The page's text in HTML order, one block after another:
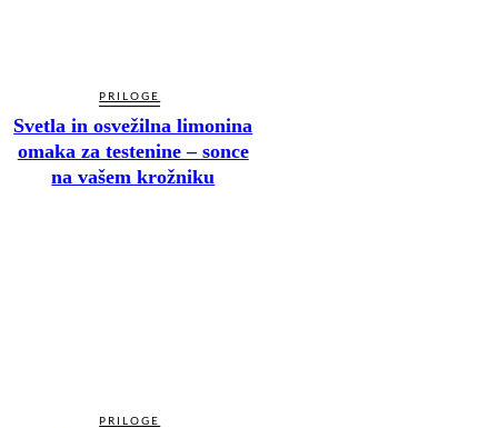
PRILOGE
Svetla in osvežilna limonina
omaka za testenine – sonce
na vašem krožniku
PRILOGE